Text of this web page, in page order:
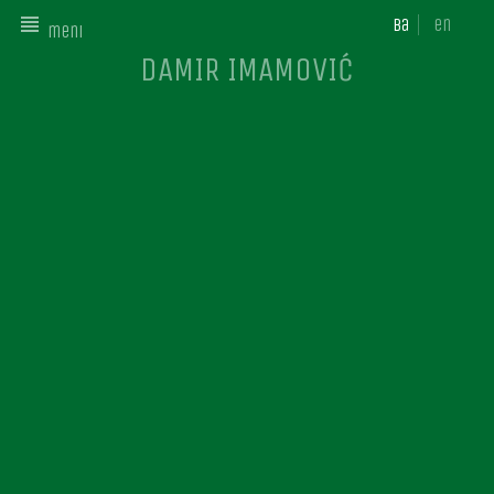
meni ba en
DAMIR IMAMOVIĆ